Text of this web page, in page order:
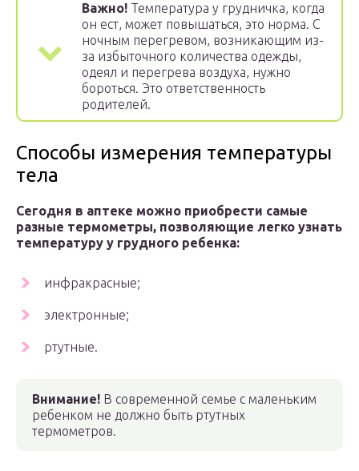
Важно! Температура у грудничка, когда
он ест, может повышаться, это норма. С
ночным перегревом, возникающим из-
за избыточного количества одежды,
одеял и перегрева воздуха, нужно
бороться. Это ответственность
родителей.
Способы измерения температуры
тела
Сегодня в аптеке можно приобрести самые
разные термометры, позволяющие легко узнать
температуру у грудного ребенка:
инфракрасные;
электронные;
ртутные.
Внимание! В современной семье с маленьким
ребенком не должно быть ртутных
термометров.